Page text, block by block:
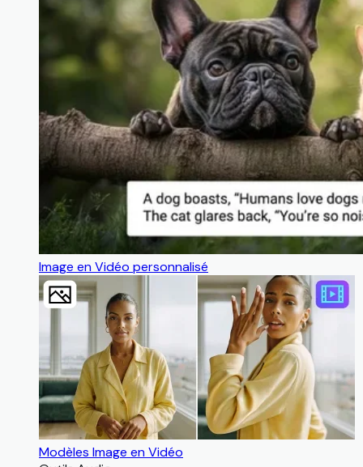
Image en Vidéo personnalisé
Modèles Image en Vidéo